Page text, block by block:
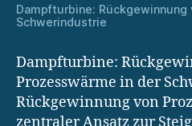
Dampfturbine:
Schwerindustrie
Dampfturbine:
Prozesswärme in der
Rückgewinnung von
zentraler Ansatz zur